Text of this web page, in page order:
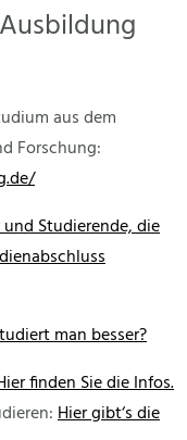
aus dem
Forschung:
Studierende, die
man besser?
finden Sie die Infos.
Hier gibt‘s die